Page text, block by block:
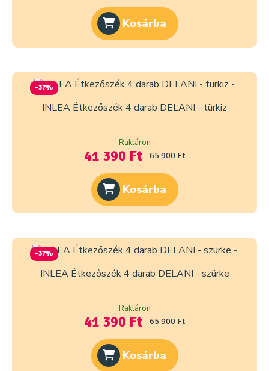
Kosárba
-37%
INLEA Étkezőszék 4 darab DELANI - türkiz
Raktáron
41 390 Ft 65 900 Ft
Kosárba
-37%
INLEA Étkezőszék 4 darab DELANI - szürke
Raktáron
41 390 Ft 65 900 Ft
Kosárba